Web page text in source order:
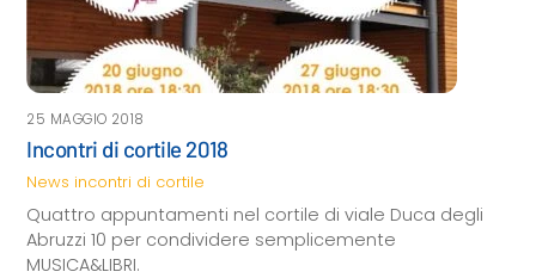
25 MAGGIO 2018
Incontri di cortile 2018
News incontri di cortile
Quattro appuntamenti nel cortile di viale Duca degli
Abruzzi 10 per condividere semplicemente
MUSICA&LIBRI.